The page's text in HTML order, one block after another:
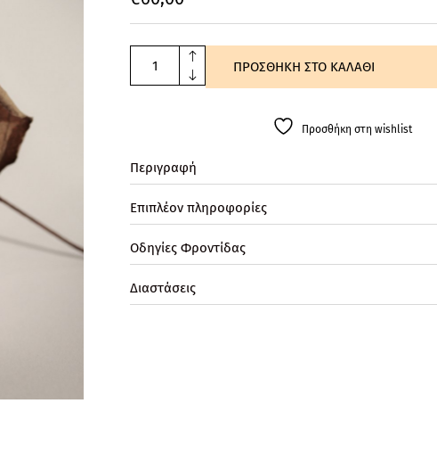
ΠΡΟΣΘΗΚΗ ΣΤΟ ΚΑΛΑΘΙ
Προσθήκη στη wishlist
Περιγραφή
Επιπλέον πληροφορίες
Οδηγίες Φροντίδας
Διαστάσεις